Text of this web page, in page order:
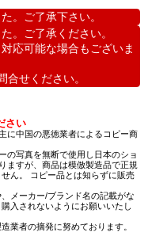
。ご了承下さい。
。ご了承ください。
応可能な場合もございま
合せください。
さい
に中国の悪徳業者によるコピー商
の写真を無断で使用し日本のショ
ますが、商品は模倣製造品で正規
ん。 コピー品とは知らずに販売
メーカー/ブランド名の記載がな
入されないようにお願いいたし
業者の摘発に努めております。